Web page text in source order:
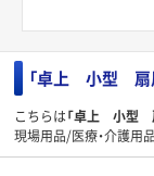
「卓上 小型 扇
こちらは「卓上 小型
現場用品/医療・介護用